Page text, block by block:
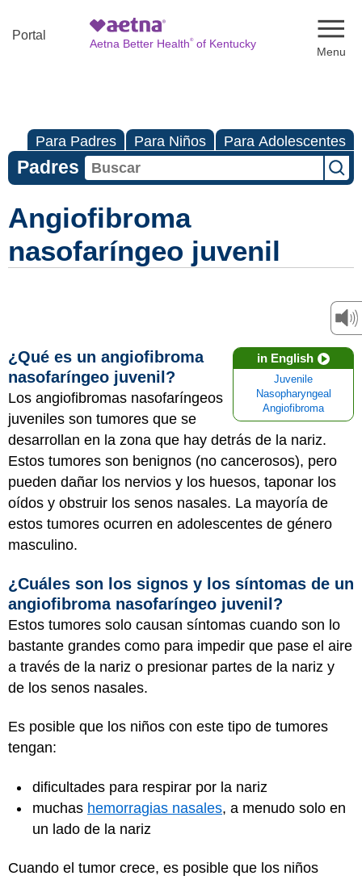
Portal
Aetna Better Health®of Kentucky
Para Padres Para Niños Para Adolescentes
Padres
Angiofibroma
nasofaríngeo juvenil
in English
Juvenile
Nasopharyngeal
Angiofibroma
¿Qué es un angiofibroma
nasofaríngeo juvenil?
Los angiofibromas nasofaríngeos
juveniles son tumores que se
desarrollan en la zona que hay detrás de la nariz.
Estos tumores son benignos (no cancerosos), pero
pueden dañar los nervios y los huesos, taponar los
oídos y obstruir los senos nasales. La mayoría de
estos tumores ocurren en adolescentes de género
masculino.
¿Cuáles son los signos y los síntomas de un
angiofibroma nasofaríngeo juvenil?
Estos tumores solo causan síntomas cuando son lo
bastante grandes como para impedir que pase el aire
a través de la nariz o presionar partes de la nariz y
de los senos nasales.
Es posible que los niños con este tipo de tumores
tengan:
dificultades para respirar por la nariz
muchas hemorragias nasales, a menudo solo en
un lado de la nariz
Cuando el tumor crece, es posible que los niños